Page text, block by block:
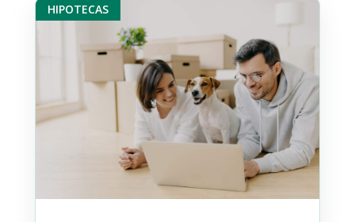
HIPOTECAS